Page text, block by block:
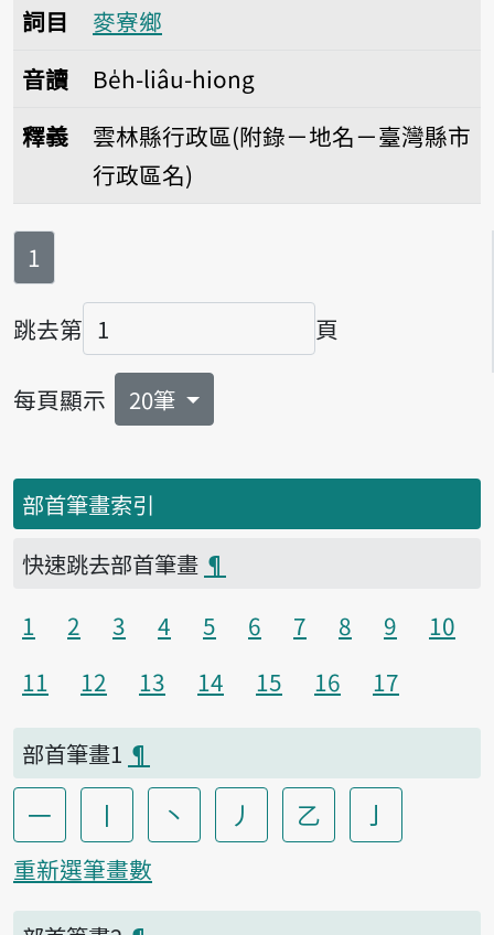
詞目
麥寮鄉
音讀
Be̍h-liâu-hiong
釋義
雲林縣行政區(附錄－地名－臺灣縣市
行政區名)
第
1
跳去第
頁碼
頁
每頁顯示 20筆
部首筆畫索引
快速跳去部首筆畫 ¶
1
2 3 4 5 6 7 8 9
10
11
12 13 14 15 16 17
部首筆畫1 ¶
一 丨 丶 丿 乙 亅
重新選筆畫數